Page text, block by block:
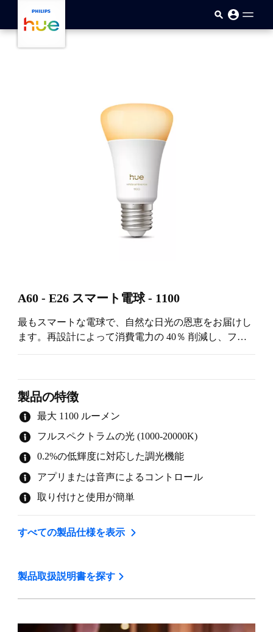
A60 - E26 スマート電球 - 1100
最もスマートな電球で、自然な日光の恩恵をお届けし
ます。再設計によって消費電力の 40％ 削減し、フル
鮮やかな白色光まで、自由に調節できます。 さらに、
最大輝度から0.2%まで調光できる超低輝度の調光機能
を搭載しているため、光をさらにカスタマイズできま
す。
製品の特徴
最大 1100 ルーメン
フルスペクトラムの光 (1000-20000K)
0.2%の低輝度に対応した調光機能
アプリまたは音声によるコントロール
取り付けと使用が簡単
すべての製品仕様を表示
製品取扱説明書を探す